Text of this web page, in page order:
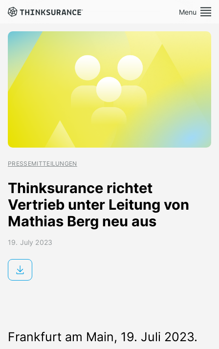
Menu
Book a Demo
Platform
Press
Contact
PRESSEMITTEILUNGEN
Thinksurance richtet
Vertrieb unter Leitung von
Mathias Berg neu aus
19. July 2023
Frankfurt am Main, 19. Juli 2023.